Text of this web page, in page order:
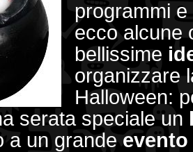
programmi
ecco alcune
bellissime
organizzare
Halloween:
serata speciale un
a un grande